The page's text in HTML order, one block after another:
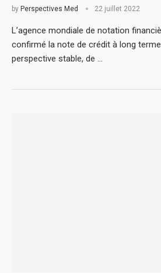
by Perspectives Med 22 juillet 2022
L’agence mondiale de notation
confirmé la note de crédit à long terme
perspective stable, de …